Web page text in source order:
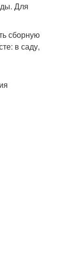
Для
сборную
в саду,